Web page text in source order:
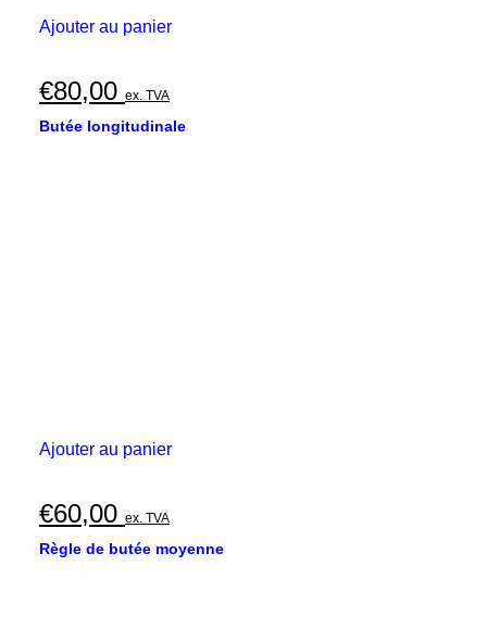
Ajouter au panier
€80,00 ex. TVA
Butée longitudinale
Ajouter au panier
€60,00 ex. TVA
Règle de butée moyenne